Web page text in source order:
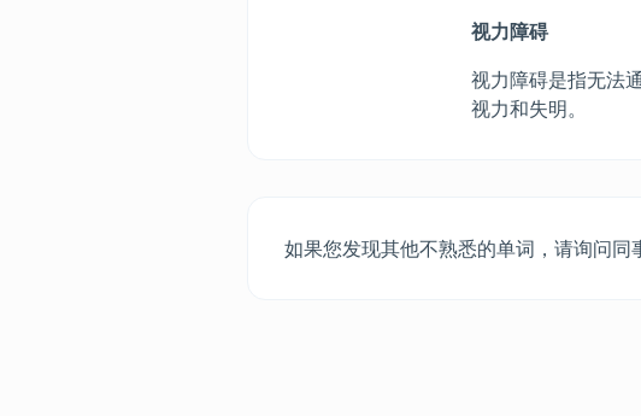
视力障碍
视力障碍是指无法
视力和失明。
如果您发现其他不熟悉的单词，请询问同